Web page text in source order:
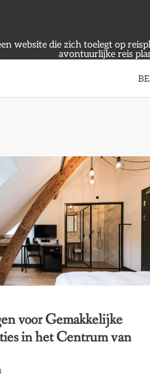
website die zich toelegt op
avontuurlijke reis
voor Gemakkelijke
in het Centrum van